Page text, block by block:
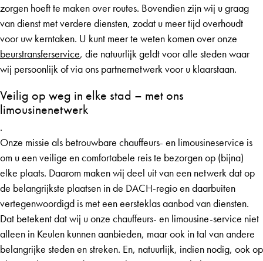
zorgen hoeft te maken over routes. Bovendien zijn wij u graag
van dienst met verdere diensten, zodat u meer tijd overhoudt
voor uw kerntaken. U kunt meer te weten komen over onze
beurstransferservice, die natuurlijk geldt voor alle steden waar
wij persoonlijk of via ons partnernetwerk voor u klaarstaan.
Veilig op weg in elke stad – met ons
limousinenetwerk
.
Onze missie als betrouwbare chauffeurs- en limousineservice is
om u een veilige en comfortabele reis te bezorgen op (bijna)
elke plaats. Daarom maken wij deel uit van een netwerk dat op
de belangrijkste plaatsen in de DACH-regio en daarbuiten
vertegenwoordigd is met een eersteklas aanbod van diensten.
Dat betekent dat wij u onze chauffeurs- en limousine-service niet
alleen in Keulen kunnen aanbieden, maar ook in tal van andere
belangrijke steden en streken. En, natuurlijk, indien nodig, ook op